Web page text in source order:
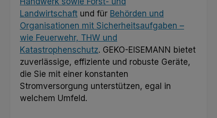
Landwirtschaft und für Behörden und
Organisationen mit Sicherheitsaufgaben –
wie Feuerwehr, THW und
Katastrophenschutz. GEKO-EISEMANN bietet
zuverlässige, effiziente und robuste Geräte,
die Sie mit einer konstanten
Stromversorgung unterstützen, egal in
welchem Umfeld.